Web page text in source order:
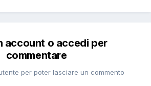
account o accedi per
commentare
per poter lasciare un commento